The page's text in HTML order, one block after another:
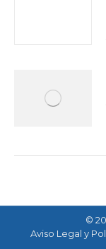
©
Aviso Legal y